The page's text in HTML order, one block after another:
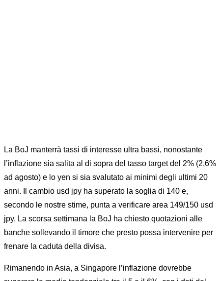
La BoJ manterrà tassi di interesse ultra bassi, nonostante
l’inflazione sia salita al di sopra del tasso target del 2% (2,6%
ad agosto) e lo yen si sia svalutato ai minimi degli ultimi 20
anni. Il cambio usd jpy ha superato la soglia di 140 e,
secondo le nostre stime, punta a verificare area 149/150 usd
jpy. La scorsa settimana la BoJ ha chiesto quotazioni alle
banche sollevando il timore che presto possa intervenire per
frenare la caduta della divisa.
Rimanendo in Asia, a Singapore l’inflazione dovrebbe